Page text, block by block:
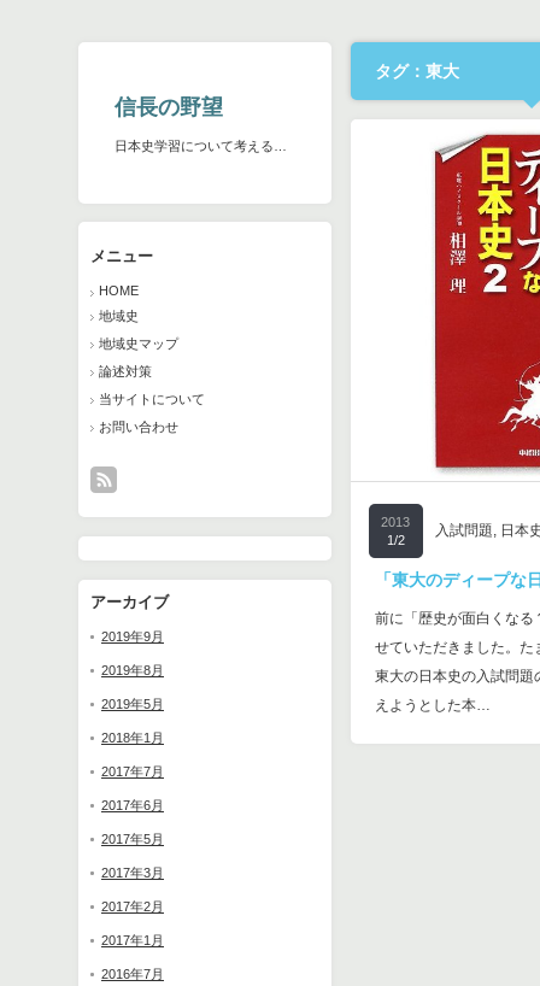
信長の野望
日本史学習について考える…
メニュー
HOME
地域史
地域史マップ
論述対策
当サイトについて
お問い合わせ
アーカイブ
2019年9月
2019年8月
2019年5月
2018年1月
2017年7月
2017年6月
2017年5月
2017年3月
2017年2月
2017年1月
2016年7月
タグ：東大
2013
1/2
入試問題, 日本
「東大のディープな
前に「歴史が面白くなる
せていただきました。た
東大の日本史の入試問題
えようとした本…